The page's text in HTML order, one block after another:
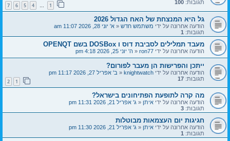
תגובות: 100
…
4
5
6
7
גל היא המנצחת של האח הגדול 2026
הודעה אחרונה על ידי משתמש חדש«א' יוני 28, 2026 11:07 am
תגובות: 1
מעבד תמלילים לסביבת דוס ו DOSBox בשם OPENQT
הודעה אחרונה על ידי ron77
«ה' יוני 25, 2026 4:18 pm
ייתכן והפרישות הן מעבר לפורום?
הודעה אחרונה על ידי knightwatch
«ב' אפריל 27, 2026 11:17 pm
תגובות: 17
2
מה קרה לתופעת הפתיחונים בישראל?
הודעה אחרונה על ידי איתן«ג' אפריל 21, 2026 11:31 pm
תגובות: 3
חגיגות יום העצמאות מבוטלות
הודעה אחרונה על ידי איתן«ג' אפריל 21, 2026 11:30 pm
תגובות: 1